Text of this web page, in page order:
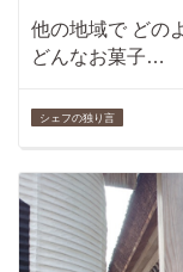
他の地域で どの
どんなお菓子…
シェフの独り言